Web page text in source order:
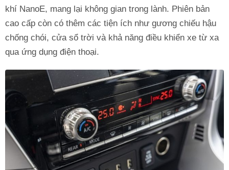
khí NanoE, mang lại không gian trong lành. Phiên bản
cao cấp còn có thêm các tiện ích như gương chiếu hậu
chống chói, cửa sổ trời và khả năng điều khiển xe từ xa
qua ứng dụng điện thoại.